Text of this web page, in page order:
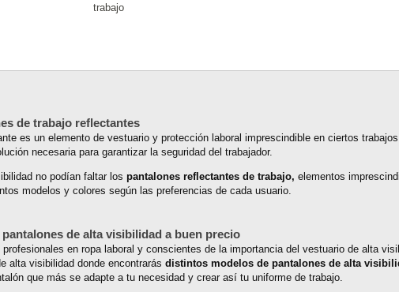
trabajo
de trabajo reflectantes
es un elemento de vestuario y protección laboral imprescindible en ciertos
necesaria para garantizar la seguridad del trabajador.
no podían faltar los pantalones reflectantes de trabajo, elementos
modelos y colores según las preferencias de cada usuario.
de alta visibilidad a buen precio
en ropa laboral y conscientes de la importancia del vestuario de alta
alta visibilidad donde encontrarás distintos modelos de pantalones de alta
que más se adapte a tu necesidad y crear así tu uniforme de trabajo.